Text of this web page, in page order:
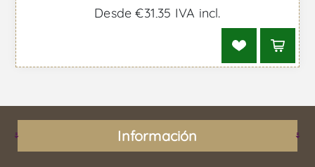
Desde €31,35 IVA incl.
Información